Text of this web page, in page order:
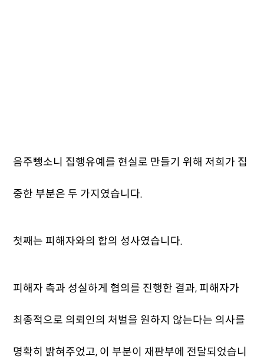
음주뺑소니 집행유예를 현실로 만들기 위해 저희가 집
중한 부분은 두 가지였습니다.
첫째는 피해자와의 합의 성사였습니다.
피해자 측과 성실하게 협의를 진행한 결과, 피해자가
최종적으로 의뢰인의 처벌을 원하지 않는다는 의사를
명확히 밝혀주었고, 이 부분이 재판부에 전달되었습니